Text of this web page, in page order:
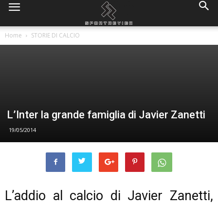
Home STORIE DI CALCIO
L’Inter la grande famiglia di Javier Zanetti
19/05/2014
L’addio al calcio di Javier Zanetti,